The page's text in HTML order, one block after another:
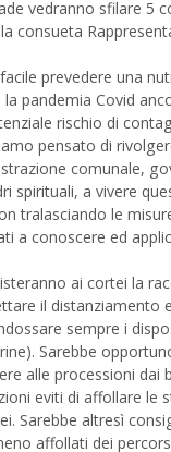
vedranno sfilare 5
consueta
prevedere una
pandemia Covid
rischio di
pensato di
comunale,
spirituali, a vivere
tralasciando le
a conoscere ed
ai cortei la
il distanziamento
sempre i
Sarebbe
alle processioni dai
eviti di affollare le
Sarebbe altresì
affollati dei